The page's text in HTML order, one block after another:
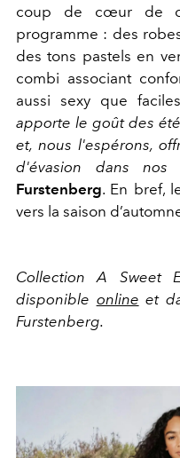
coup de cœur de
programme : des
des tons pastels en
combi associant
aussi sexy que
apporte le goût des
et, nous l'espérons,
d'évasion dans nos
Furstenberg. En bref,
vers la saison
Collection A Sweet
disponible online et
Furstenberg.